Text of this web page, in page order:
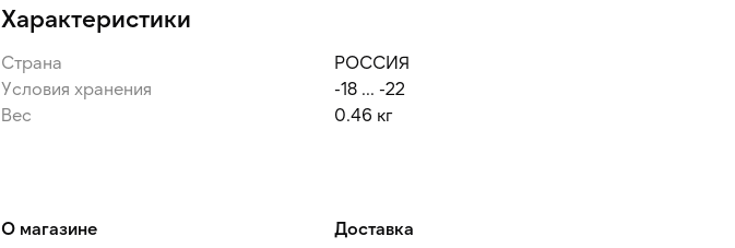
Характеристики
Страна
РОССИЯ
Условия хранения
-18 ... -22
Вес
0.46 кг
О магазине Доставка